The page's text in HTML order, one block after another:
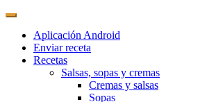
Aplicación Android
Enviar receta
Recetas
Salsas, sopas y cremas
Cremas y salsas
Sopas